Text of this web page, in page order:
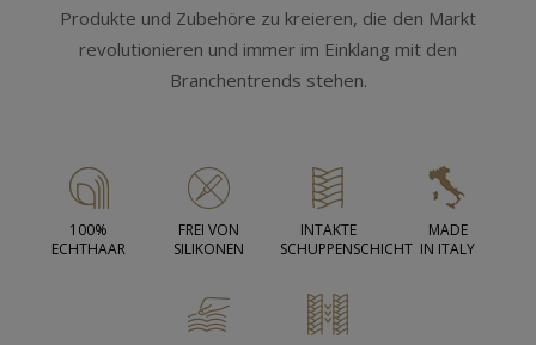
Produkte und Zubehöre zu kreieren, die den Markt
revolutionieren und immer im Einklang mit den
Branchentrends stehen.
100%
ECHTHAAR
FREI VON
SILIKONEN
INTAKTE
SCHUPPENSCHICHT
MADE
IN ITALY